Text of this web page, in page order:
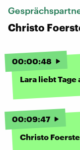
Christo
00:00:48
Lara liebt Tage
00:09:47
Christo